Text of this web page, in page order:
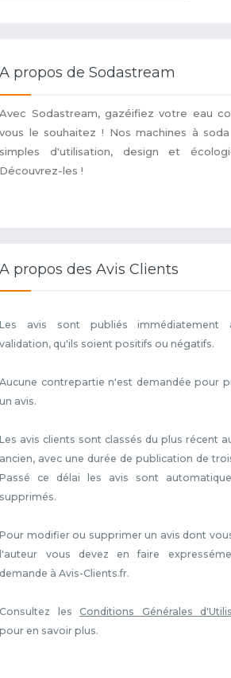
A propos de Sodastream
Avec Sodastream, gazéifiez votre eau
vous le souhaitez ! Nos machines à
simples d'utilisation, design et
Découvrez-les !
A propos des Avis Clients
Les avis sont publiés immédiatement
validation, qu'ils soient positifs ou négatifs.
Aucune contrepartie n'est demandée pour
un avis.
Les avis clients sont classés du plus récent
ancien, avec une durée de publication de
Passé ce délai les avis sont
supprimés.
Pour modifier ou supprimer un avis dont
l'auteur vous devez en faire
demande à Avis-Clients.fr.
Consultez lesConditions Générales
pour en savoir plus.